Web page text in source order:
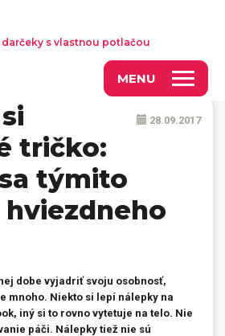
MENU
s vlastnou potlačou
28.09.2017
tričko:
týmito
dobe vyjadriť svoju osobnosť,
mnoho. Niekto si lepí nálepky na
iný si to rovno vytetuje na telo. Nie
páči. Nálepky tiež nie sú